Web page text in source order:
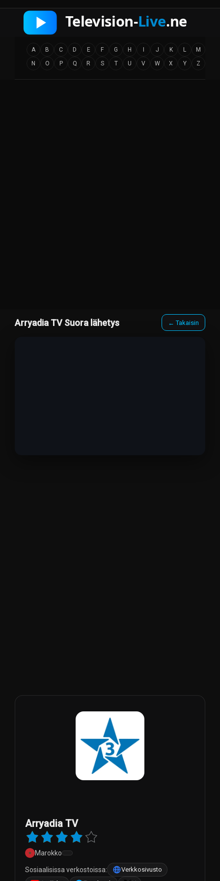
A B C D E F G H J K L
M
N
O P Q R S T U V W X Y Z
Arryadia TV Suora lähetys ← Takaisin
Arryadia TV
Marokko
Sosiaalisissa verkostoissa:
Verkkosivusto